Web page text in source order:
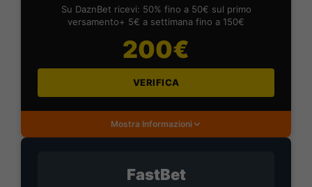
Su DaznBet ricevi: 50% fino a 50€ sul primo
versamento+ 5€ a settimana fino a 150€
200€
VERIFICA
Mostra Informazioni
FastBet